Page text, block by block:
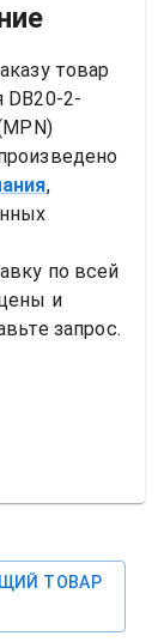
товар
DB20-2-
с артикулом (MPN)
,
по всей
и
запрос.
ТОВАР